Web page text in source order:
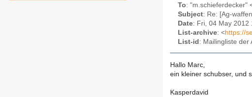
To: "m.schieferdecker"
Subject: Re: [Ag-
Date: Fri, 04 May 2012
List-archive: <https://
List-id : Mailingliste der
Hallo Marc,
ein kleiner schubser, und
Kasperdavid